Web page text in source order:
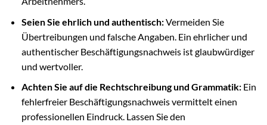
Seien Sie ehrlich und authentisch:Vermeiden Sie
Übertreibungen und falsche Angaben. Ein ehrlicher und
authentischer Beschäftigungsnachweis ist glaubwürdiger
und wertvoller.
Achten Sie auf die Rechtschreibung und Grammatik:Ein
fehlerfreier Beschäftigungsnachweis vermittelt einen
professionellen Eindruck. Lassen Sie den